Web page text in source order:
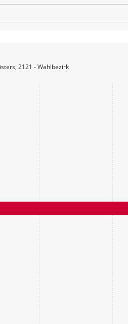
2121 - Wahlbezirk